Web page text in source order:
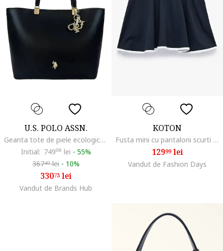
U.S. POLO ASSN.
Geanta tote de piele ecologica, Negru
Initial: 74998 lei - 55%
36749lei - 10%
33073lei
Vandut de Brands Hub
KOTON
Fusta mini cu pantaloni scurti integrati, Alb/Bleumarin
12999lei
Vandut de Fashion Days